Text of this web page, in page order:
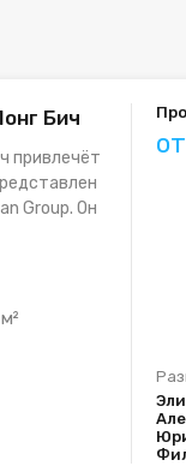
Бич
привлечёт
Group. Он
м²